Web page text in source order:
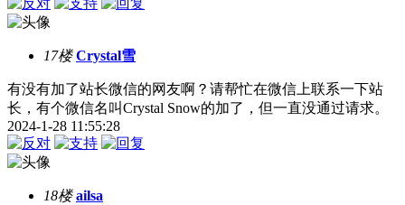
17楼 Crystal雪
有没有加了站长微信的网友啊？请帮忙在微信上联系一下站
长，有个微信名叫Crystal Snow的加了，但一直没通过请求。
2024-1-28 11:55:28
18楼 ailsa